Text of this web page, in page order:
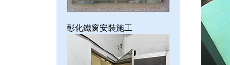
彰化鐵窗安裝施工